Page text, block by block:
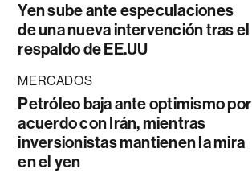
Yen sube ante especulaciones
de una nueva intervención tras el
respaldo de EE.UU
MERCADOS
Petróleo baja ante optimismo por
acuerdo con Irán, mientras
inversionistas mantienen la mira
en el yen